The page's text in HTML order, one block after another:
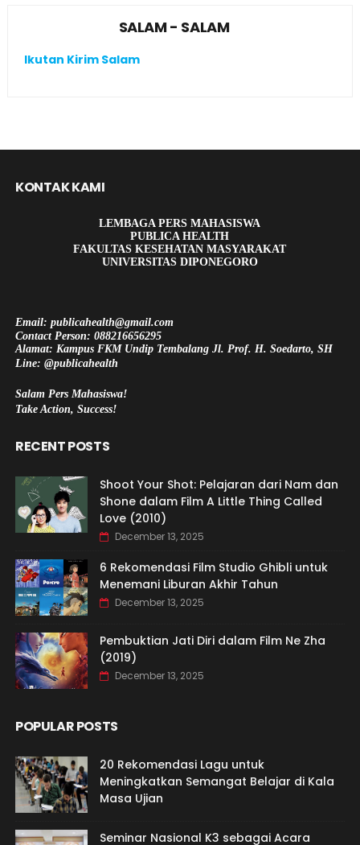
SALAM - SALAM
Ikutan Kirim Salam
KONTAK KAMI
LEMBAGA PERS MAHASISWA
PUBLICA HEALTH
FAKULTAS KESEHATAN MASYARAKAT
UNIVERSITAS DIPONEGORO
Email: publicahealth@gmail.com
Contact Person: 088216656295
Alamat: Kampus FKM Undip Tembalang Jl. Prof. H. Soedarto, SH
Line: @publicahealth
Salam Pers Mahasiswa!
Take Action, Success!
RECENT POSTS
Shoot Your Shot: Pelajaran dari Nam dan
Shone dalam Film A Little Thing Called
Love (2010)
December 13, 2025
6 Rekomendasi Film Studio Ghibli untuk
Menemani Liburan Akhir Tahun
December 13, 2025
Pembuktian Jati Diri dalam Film Ne Zha
(2019)
December 13, 2025
POPULAR POSTS
20 Rekomendasi Lagu untuk
Meningkatkan Semangat Belajar di Kala
Masa Ujian
Seminar Nasional K3 sebagai Acara